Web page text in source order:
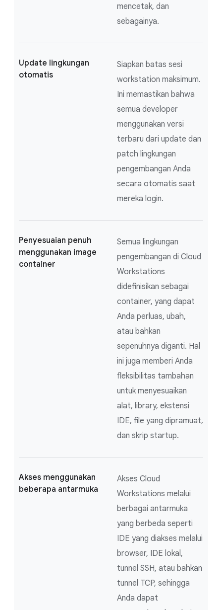
mencetak, dan
sebagainya.
Update lingkungan
otomatis
Siapkan batas sesi
workstation maksimum.
Ini memastikan bahwa
semua developer
menggunakan versi
terbaru dari update dan
patch lingkungan
pengembangan Anda
secara otomatis saat
mereka login.
Penyesuaian penuh
menggunakan image
container
Semua lingkungan
pengembangan di Cloud
Workstations
didefinisikan sebagai
container, yang dapat
Anda perluas, ubah,
atau bahkan
sepenuhnya diganti. Hal
ini juga memberi Anda
fleksibilitas tambahan
untuk menyesuaikan
alat, library, ekstensi
IDE, file yang dipramuat,
dan skrip startup.
Akses menggunakan
beberapa antarmuka
Akses Cloud
Workstations melalui
berbagai antarmuka
yang berbeda seperti
IDE yang diakses melalui
browser, IDE lokal,
tunnel SSH, atau bahkan
tunnel TCP, sehingga
Anda dapat